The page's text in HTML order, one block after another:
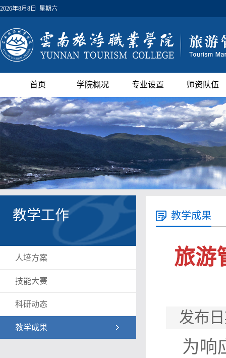
2026年8月8日 星期六
首页 学院概况 专业设置 师资队伍
教学工作
人培方案
技能大赛
科研动态
教学成果
教学成果
旅游
发布
为响